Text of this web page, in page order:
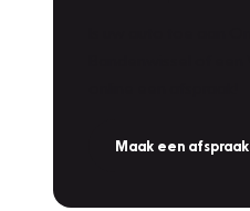
Maak een afspraak